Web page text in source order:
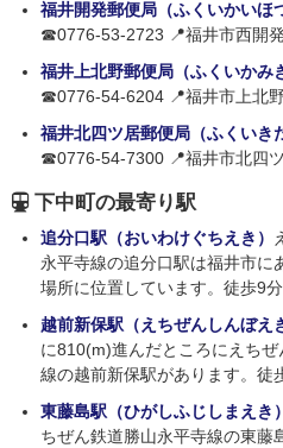
福井開発郵便局（ふくいかいほ
☎0776-53-2723 📍福井市西開
福井上北野郵便局（ふくいかみ
☎0776-54-6204 📍福井市上北
福井北四ツ居郵便局（ふくいき
☎0776-54-7300 📍福井市北四
下中町の最寄り駅
追分口駅（おいわけぐちえき）
永平寺線の追分口駅は福井市に
場所に位置しています。徒歩9
越前新保駅（えちぜんしんぼえ
に810(m)進んだところにえち
線の越前新保駅があります。徒
東藤島駅（ひがしふじしまえき）
ちぜん鉄道勝山永平寺線の東藤